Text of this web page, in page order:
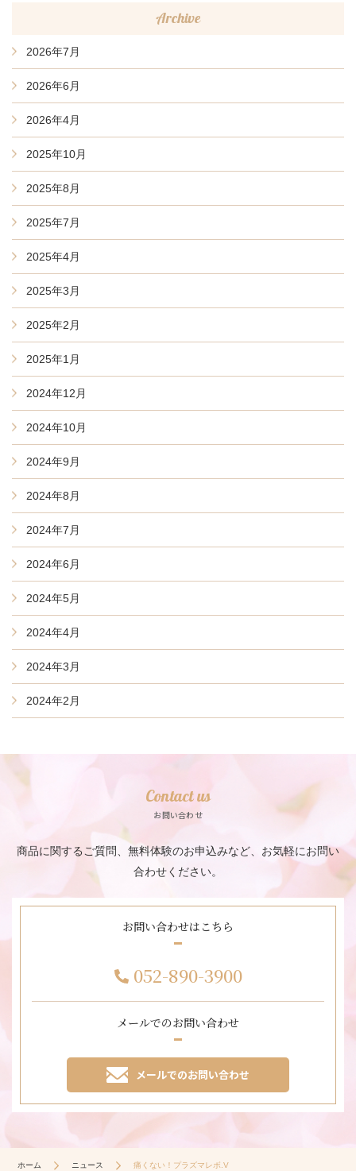
Archive
2026年7月
2026年6月
2026年4月
2025年10月
2025年8月
2025年7月
2025年4月
2025年3月
2025年2月
2025年1月
2024年12月
2024年10月
2024年9月
2024年8月
2024年7月
2024年6月
2024年5月
2024年4月
2024年3月
2024年2月
Contact us
お問い合わせ
商品に関するご質問、無料体験のお申込みなど、お気軽にお問い
合わせください。
お問い合わせはこちら
052-890-3900
メールでのお問い合わせ
メールでのお問い合わせ
ホーム ニュース 痛くない！プラズマレボ.V